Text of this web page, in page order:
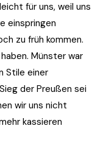
für uns, weil uns
einspringen
zu früh kommen.
Münster war
Stile einer
der Preußen sei
wir uns nicht
kassieren